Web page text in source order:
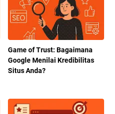
Game of Trust: Bagaimana
Google Menilai Kredibilitas
Situs Anda?